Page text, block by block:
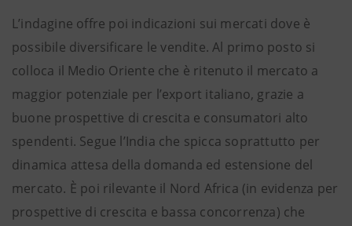
L’indagine offre poi indicazioni sui mercati dove è
possibile diversificare le vendite. Al primo posto si
colloca il Medio Oriente che è ritenuto il mercato a
maggior potenziale per l’export italiano, grazie a
buone prospettive di crescita e consumatori alto
spendenti. Segue l’India che spicca soprattutto per
dinamica attesa della domanda ed estensione del
mercato. È poi rilevante il Nord Africa (in evidenza per
prospettive di crescita e bassa concorrenza) che